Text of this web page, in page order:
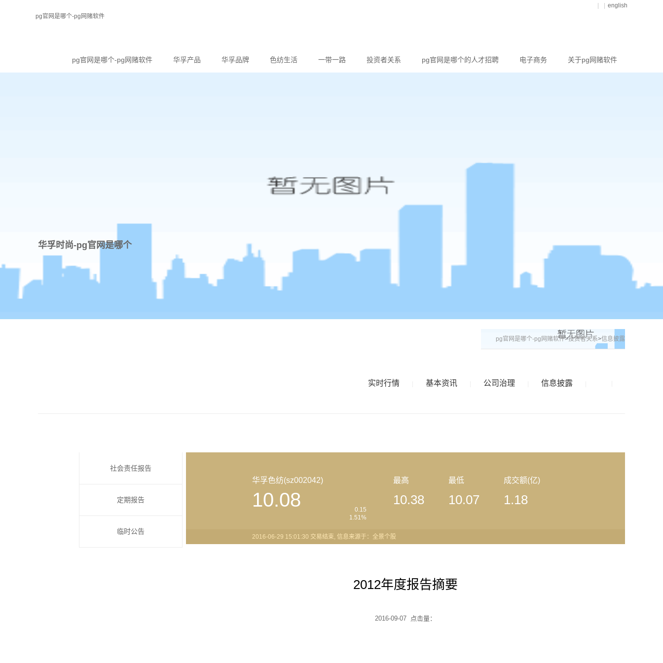
pg官网是哪个-pg网赌软件
english
pg官网是哪个-pg网赌软件 华孚产品 华孚品牌 色纺生活 一带一路 投资者关系 pg官网是哪个的人才招聘 电子商务 关于pg网赌软件
华孚时尚-pg官网是哪个
pg官网是哪个-pg网赌软件>投资者关系>信息披露
信息披露
公司治理
基本资讯
实时行情
社会责任报告
定期报告
临时公告
华孚色纺(sz002042) 最高 最低 成交额(亿)
10.08
0.15
1.51%
10.38 10.07 1.18
2016-06-29 15:01:30 交易结束, 信息来源于：全景个股
2012年度报告摘要
2016-09-07 点击量：